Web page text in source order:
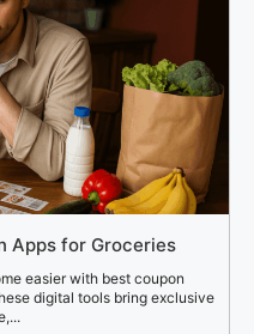
Apps for Groceries
easier with best coupon
digital tools bring exclusive